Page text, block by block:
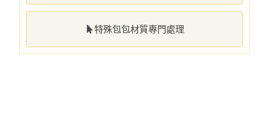
特殊包包材質專門處理